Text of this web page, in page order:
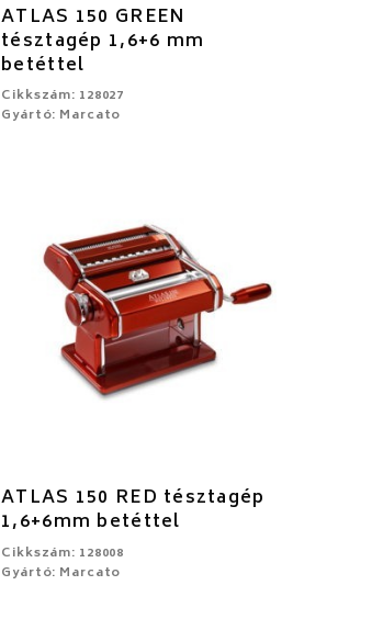
ATLAS 150 GREEN
tésztagép 1,6+6 mm
betéttel
Cikkszám: 128027
Gyártó: Marcato
ATLAS 150 RED tésztagép
1,6+6mm betéttel
Cikkszám: 128008
Gyártó: Marcato